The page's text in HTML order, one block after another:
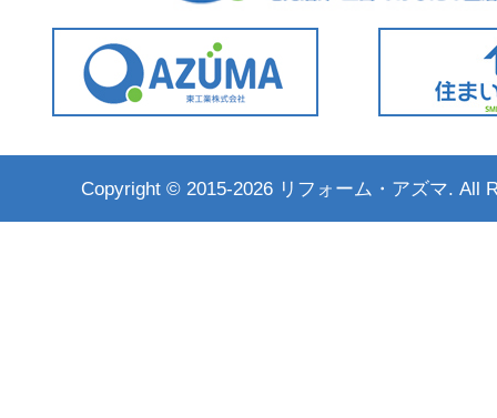
Copyright © 2015-2026 リフォーム・アズマ. All